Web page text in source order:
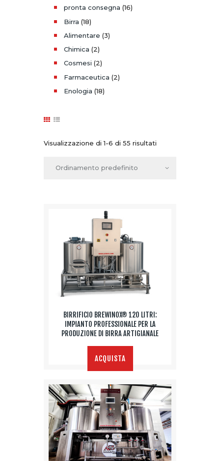
pronta consegna (16)
Birra (18)
Alimentare (3)
Chimica (2)
Cosmesi (2)
Farmaceutica (2)
Enologia (18)
Visualizzazione di 1-6 di 55 risultati
BIRRIFICIO BREWINOX® 120 LITRI:
IMPIANTO PROFESSIONALE PER LA
PRODUZIONE DI BIRRA ARTIGIANALE
ACQUISTA